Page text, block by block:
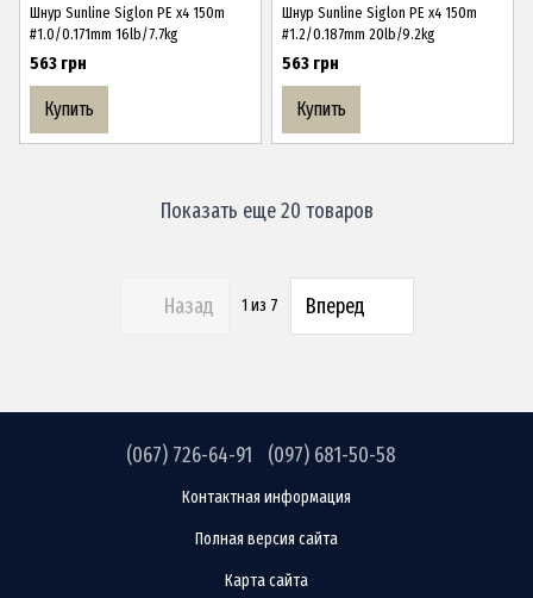
Шнур Sunline Siglon PE х4 150m
#1.0/0.171mm 16lb/7.7kg
563 грн
Купить
Шнур Sunline Siglon PE х4 150m
#1.2/0.187mm 20lb/9.2kg
563 грн
Купить
Показать еще 20 товаров
Назад 1 из 7 Вперед
(067) 726-64-91 (097) 681-50-58
Контактная информация
Полная версия сайта
Карта сайта